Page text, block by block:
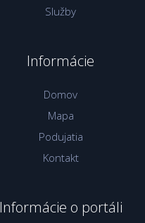
Služby
Informácie
Domov
Mapa
Podujatia
Kontakt
Informácie o portáli